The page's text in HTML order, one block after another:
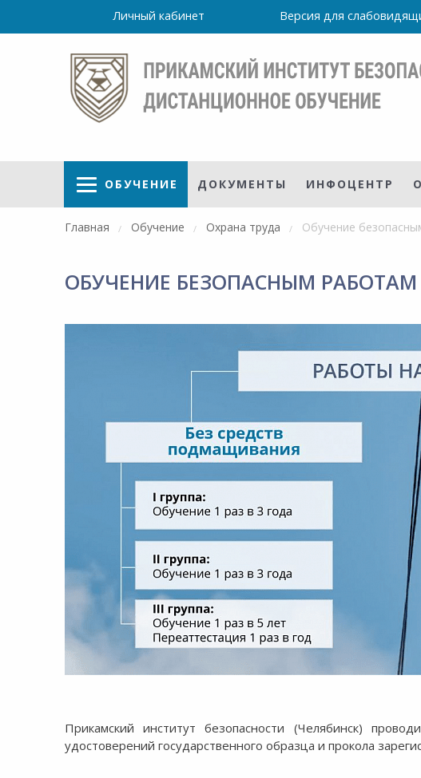
Личный кабинет Версия для
ОБУЧЕНИЕ ДОКУМЕНТЫ ИНФОЦЕНТР
Главная Обучение Охрана труда Обучение
ОБУЧЕНИЕ БЕЗОПАСНЫМ
Прикамский институт безопасности (Челябинск)
удостоверений государственного образца и прокола